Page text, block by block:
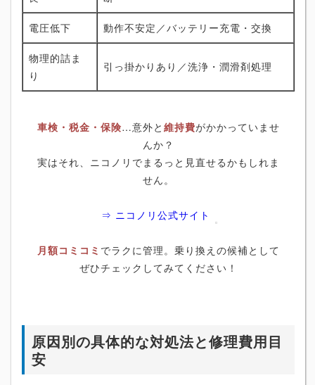
電圧低下 動作不安定／バッテリー充電・交換
物理的詰ま
り
引っ掛かりあり／洗浄・潤滑剤処理
車検・税金・保険…意外と 維持費がかかっていませ
んか？
実はそれ、ニコノリでまるっと見直せるかもしれま
せん。
⇒ ニコノリ公式サイト
月額コミコミ でラクに管理。乗り換えの候補として
ぜひチェックしてみてください！
原因別の具体的な対処法と修理費用目
安